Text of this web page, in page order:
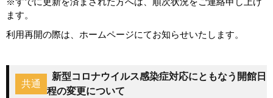
ます。
利用再開の際は、ホームページにてお知らせいたします。
共通
新型コロナウイルス感染症対応にともなう開館日
程の変更について